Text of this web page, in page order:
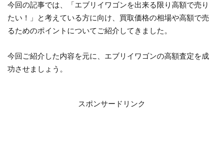
今回の記事では、「エブリイワゴンを出来る限り高額で売り
たい！」と考えている方に向け、買取価格の相場や高額で売
るためのポイントについてご紹介してきました。
今回ご紹介した内容を元に、エブリイワゴンの高額査定を成
功させましょう。
スポンサードリンク